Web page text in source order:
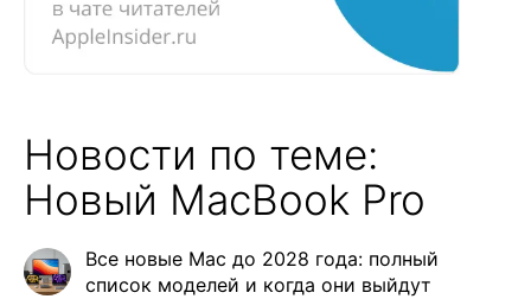
Новости по теме:
Новый MacBook Pro
Все новые Mac до 2028 года: полный
список моделей и когда они выйдут